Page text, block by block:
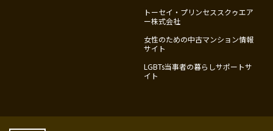
トーセイ・プリンセススクゥエア
ー株式会社
女性のための中古マンション情報
サイト
LGBTs当事者の暮らしサポートサ
イト